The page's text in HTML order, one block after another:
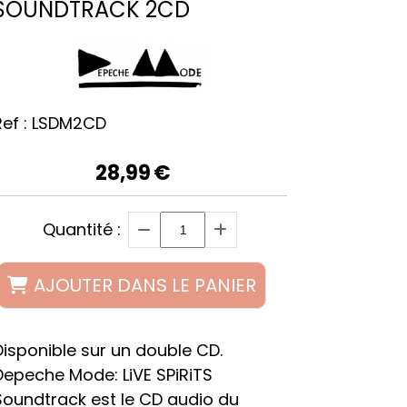
2CD
: LSDM2CD
28,99€
Quantité :
AJOUTER DANS LE PANIER
sur un double CD.
Mode: LiVE SPiRiTS
est le CD audio du